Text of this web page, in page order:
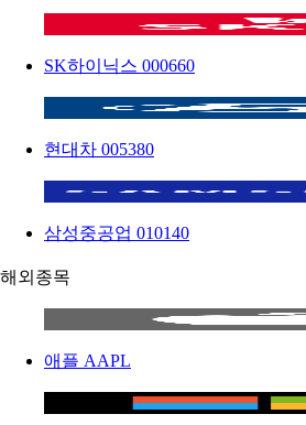
SK하이닉스 000660
현대차 005380
삼성중공업 010140
해외종목
애플 AAPL